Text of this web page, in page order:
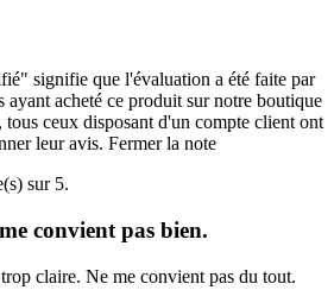
signifie que l'évaluation a été faite par
ayant acheté ce produit sur notre boutique
ceux disposant d'un compte client ont
leur avis. Fermer la note
sur 5.
convient pas bien.
claire. Ne me convient pas du tout.